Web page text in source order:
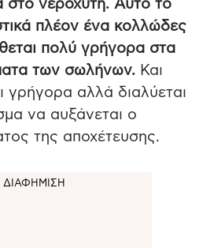
στο νεροχύτη. Αυτό το
πλέον ένα κολλώδες
πολύ γρήγορα στα
των σωλήνων. Και
γρήγορα αλλά διαλύεται
να αυξάνεται ο
της αποχέτευσης.